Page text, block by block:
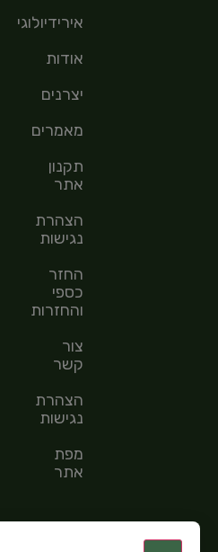
אירידיולוגיה
אודות
יצרנים
מאמרים
תקנון
אתר
הצהרת
נגישות
החזר
כספי
והחזרות
צור
קשר
הצהרת
נגישות
מפת
אתר